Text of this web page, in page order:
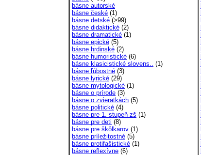
básne autorské
básne české (1)
básne detské (>99)
básne didaktické (2)
básne dramatické (1)
básne epické (5)
básne hrdinské (2)
básne humoristické (6)
básne klasicistické slovens.. (1)
básne ľúbostné (3)
básne lyrické (29)
básne mytologické (1)
básne o prírode (3)
básne o zvieratkách (5)
básne politické (4)
básne pre 1. stupeň zš (1)
básne pre deti (8)
básne pre škôlkarov (1)
básne príležitostné (5)
básne protifašistické (1)
básne reflexívne (6)